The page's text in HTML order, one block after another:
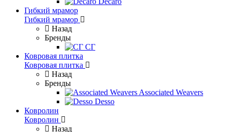
Гибкий мрамор
Гибкий мрамор
Назад
Бренды
СГ
Ковровая плитка
Ковровая плитка
Назад
Бренды
Associated Weavers
Desso
Ковролин
Ковролин
Назад